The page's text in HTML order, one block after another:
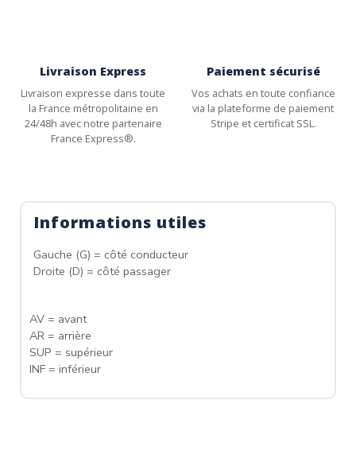
Livraison Express
Livraison expresse dans toute
la France métropolitaine en
24/48h avec notre partenaire
France Express®.
Paiement sécurisé
Vos achats en toute confiance
via la plateforme de paiement
Stripe et certificat SSL.
Informations utiles
Gauche (G) = côté conducteur
Droite (D) = côté passager
AV = avant
AR = arrière
SUP = supérieur
INF = inférieur